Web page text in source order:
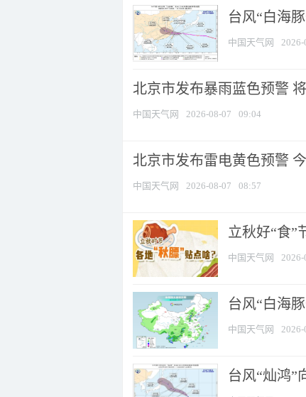
台风“白海
中国天气网 2026-
北京市发布暴雨蓝色预警
中国天气网 2026-08-07 09:04
北京市发布雷电黄色预警
中国天气网 2026-08-07 08:57
立秋好“食”
中国天气网 2026-
台风“白海
中国天气网 2026-
台风“灿鸿”